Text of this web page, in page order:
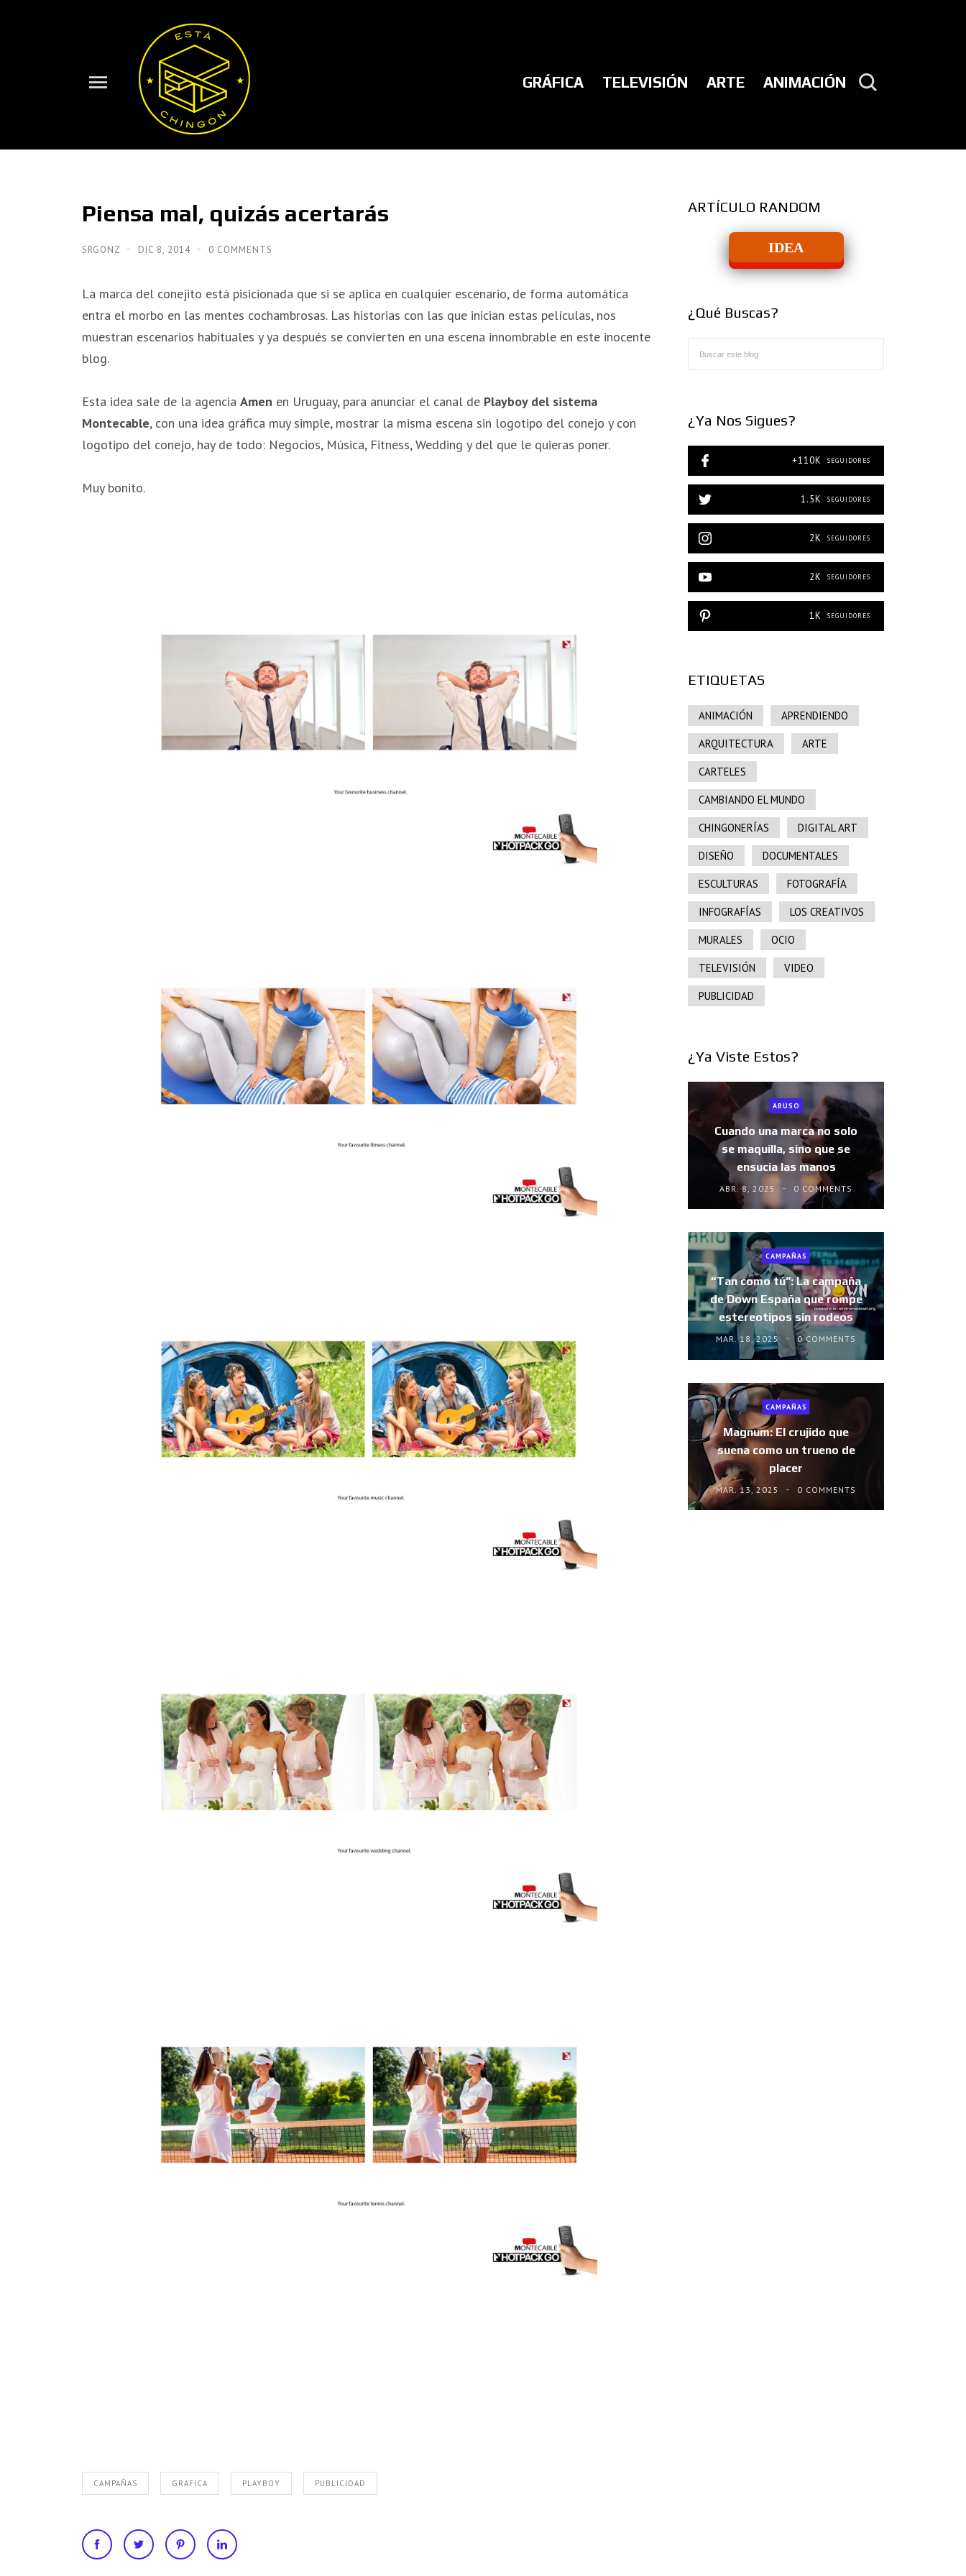
GRÁFICA TELEVISIÓN ARTE ANIMACIÓN
Piensa mal, quizás acertarás
SRGONZ DIC 8, 2014 0 COMMENTS
La marca del conejito está pisicionada que si se aplica en cualquier escenario, de forma automática
entra el morbo en las mentes cochambrosas. Las historias con las que inician estas películas, nos
muestran escenarios habituales y ya después se convierten en una escena innombrable en este inocente
blog.
Esta idea sale de la agencia Amen en Uruguay, para anunciar el canal de Playboy del sistema
Montecable, con una idea gráfica muy simple, mostrar la misma escena sin logotipo del conejo y con
logotipo del conejo, hay de todo: Negocios, Música, Fitness, Wedding y del que le quieras poner.
Muy bonito.
CAMPAÑAS GRAFICA PLAYBOY PUBLICIDAD
ARTÍCULO RANDOM
IDEA
¿Qué Buscas?
¿Ya Nos Sigues?
+110K SEGUIDORES
1.5K SEGUIDORES
2K SEGUIDORES
2K SEGUIDORES
1K SEGUIDORES
ETIQUETAS
ANIMACIÓN APRENDIENDO
ARQUITECTURA ARTE
CARTELES
CAMBIANDO EL MUNDO
CHINGONERÍAS DIGITAL ART
DISEÑO DOCUMENTALES
ESCULTURAS FOTOGRAFÍA
INFOGRAFÍAS LOS CREATIVOS
MURALES OCIO
TELEVISIÓN VIDEO
PUBLICIDAD
¿Ya Viste Estos?
ABUSO
Cuando una marca no solo
se maquilla, sino que se
ensucia las manos
ABR. 8, 2025 0 COMMENTS
CAMPAÑAS
“Tan como tú”: La campaña
de Down España que rompe
estereotipos sin rodeos
MAR. 18, 2025 0 COMMENTS
CAMPAÑAS
Magnum: El crujido que
suena como un trueno de
placer
MAR. 13, 2025 0 COMMENTS